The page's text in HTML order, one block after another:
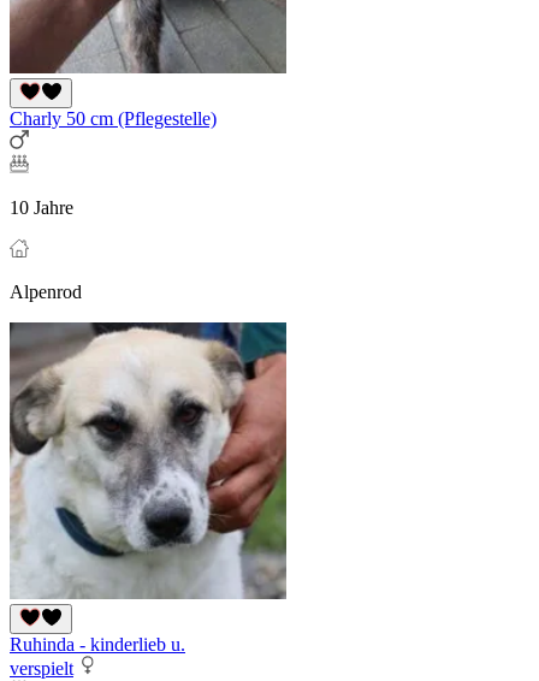
Charly 50 cm (Pflegestelle)
10 Jahre
Alpenrod
Ruhinda - kinderlieb u.
verspielt